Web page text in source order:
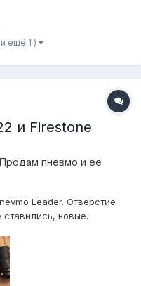
ещё 1 )
и Firestone
Продам пневмо и ее
Leader. Отверстие
новые.
На авто ни разу не
цена за 2шт -